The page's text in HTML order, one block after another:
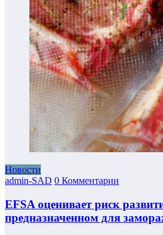
Новости
admin-SAD 0 Комментарии
EFSA оценивает риск
предназначенном для